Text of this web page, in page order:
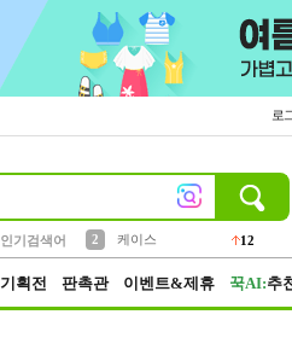
로
인기검색어
2
케이스
12
기획전 판촉관 이벤트&제휴 꾹AI:추